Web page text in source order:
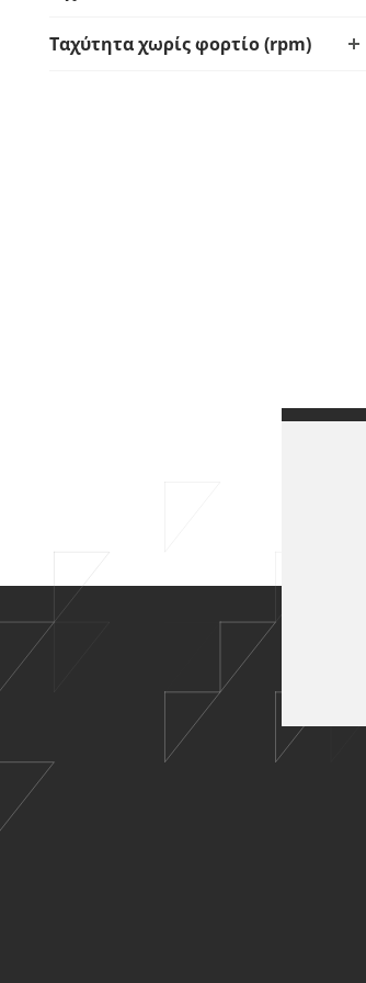
Ταχύτητα χωρίς φορτίο (rpm)